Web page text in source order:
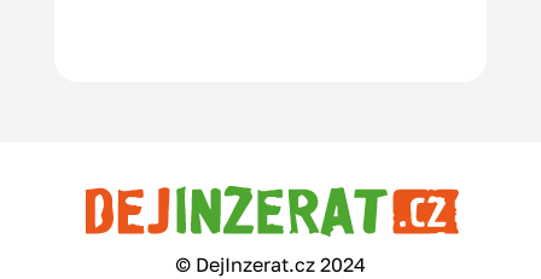
© DejInzerat.cz 2024